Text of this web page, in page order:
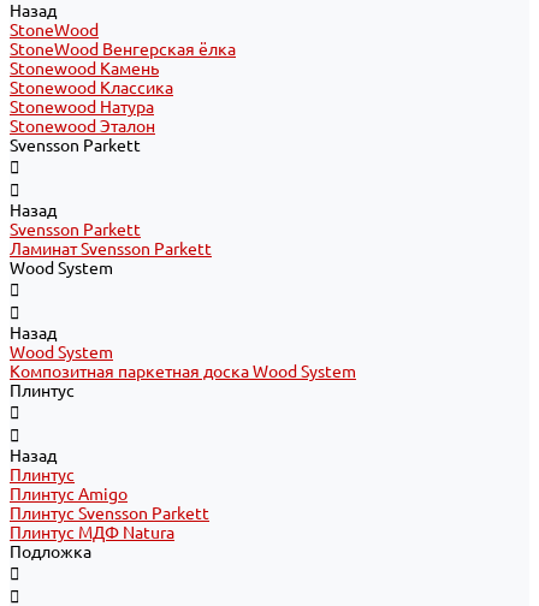
Назад
StoneWood
StoneWood Венгерская ёлка
Stonewood Камень
Stonewood Классика
Stonewood Натура
Stonewood Эталон
Svensson Parkett
Назад
Svensson Parkett
Ламинат Svensson Parkett
Wood System
Назад
Wood System
Композитная паркетная доска Wood System
Плинтус
Назад
Плинтус
Плинтус Amigo
Плинтус Svensson Parkett
Плинтус МДФ Natura
Подложка